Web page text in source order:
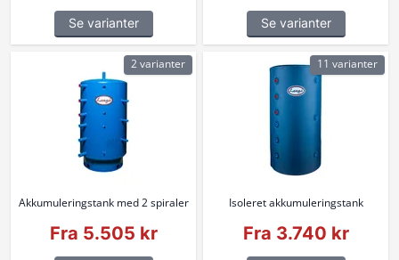
Se varianter Se varianter
Akkumuleringstank med 2 spiraler
Fra 5.505 kr
2 varianter
Isoleret akkumuleringstank
Fra 3.740 kr
11 varianter